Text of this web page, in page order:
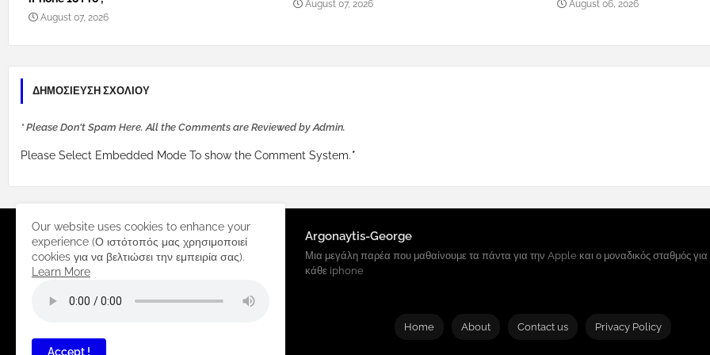
August 07, 2026
August 07, 2026 August 06, 2026
ΔΗΜΟΣΊΕΥΣΗ ΣΧΟΛΊΟΥ
* Please Don't Spam Here. All the Comments are Reviewed by Admin.
Please Select Embedded Mode To show the Comment System.*
Argonaytis-George
Μια μεγάλη παρέα που μαθαίνουμε τα πάντα για την Apple και ο μοναδικός σταθμός για
κάθε iphone
Home About Contact us Privacy Policy
Our website uses cookies to enhance your
experience (Ο ιστότοπός μας χρησιμοποιεί
cookies για να βελτιώσει την εμπειρία σας).
Learn More
Accept !